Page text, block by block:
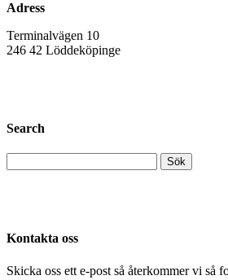
Adress
Terminalvägen 10
246 42 Löddeköpinge
Search
Kontakta oss
Skicka oss ett e-post så återkommer vi så